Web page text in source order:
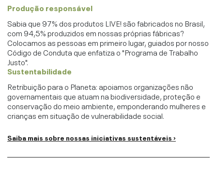
Produção responsável
Sabia que 97% dos produtos LIVE! são fabricados no Brasil,
com 94,5% produzidos em nossas próprias fábricas?
Colocamos as pessoas em primeiro lugar, guiados por nosso
Código de Conduta que enfatiza o "Programa de Trabalho
Justo".
Sustentabilidade
Retribuição para o Planeta: apoiamos organizações não
governamentais que atuam na biodiversidade, proteção e
conservação do meio ambiente, emponderando mulheres e
crianças em situação de vulnerabilidade social.
Saiba mais sobre nossas iniciativas sustentáveis ›